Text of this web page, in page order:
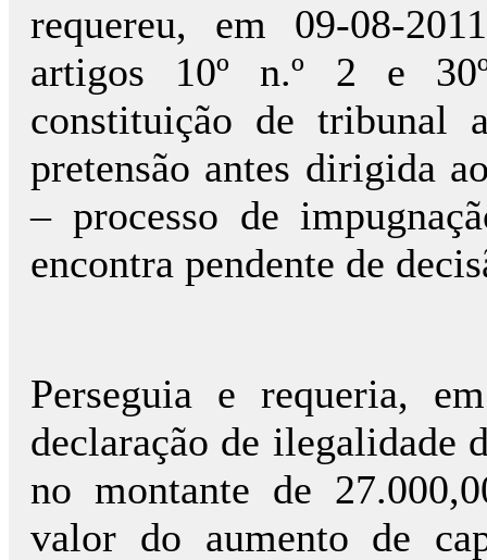
requereu, em 09-08-
artigos 10º n.º 2 e
constituição de tribunal
pretensão antes dirigida
– processo de
encontra pendente de
Perseguia e requeria,
declaração de ilegalidade
no montante de
valor do aumento de